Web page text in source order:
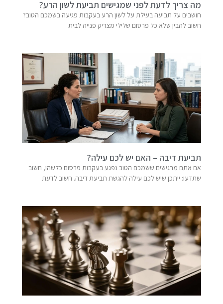
מה צריך לדעת לפני שמגישים תביעת לשון הרע?
חושבים על תביעה בעילת על לשון הרע בעקבות פגיעה בשמכם הטוב?
חשוב להבין שלא כל פרסום שלילי מצדיק פנייה לבית
תביעת דיבה – האם יש לכם עילה?
אם אתם מרגישים ששמכם הטוב נפגע בעקבות פרסום כלשהו, חשוב
שתדעו: ייתכן שיש לכם עילה להגשת תביעת דיבה. חשוב לדעת